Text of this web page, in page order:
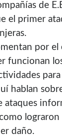
de
el primer
por el
funcionan
hablan
ataques
daño.